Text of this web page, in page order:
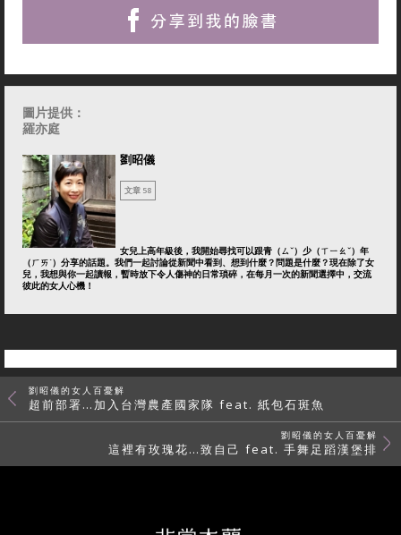
圖片提供：
羅亦庭
劉昭儀
文章 58
女兒上高年級後，我開始尋找可以跟青（ㄙˇ）少（ㄒㄧㄠˇ）年
（ㄏㄞˊ）分享的話題。我們一起討論從新聞中看到、想到什麼？問題是什麼？現在除了女
兒，我想與你一起讀報，暫時放下令人傷神的日常瑣碎，在每月一次的新聞選擇中，交流
彼此的女人心機！
劉昭儀的女人百憂解
超前部署…加入台灣農產國家隊 feat. 紙包石斑魚
劉昭儀的女人百憂解
這裡有玫瑰花…致自己 feat. 手舞足蹈漢堡排